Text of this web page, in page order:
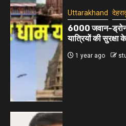
Uttarakhand
6000 जवान-ड्रोन
यात्रियों की सुरक्षा
1 year ago